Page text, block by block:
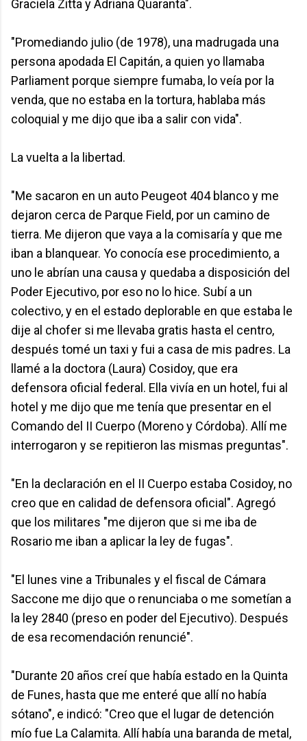
Graciela Zitta y Adriana Quaranta".
"Promediando julio (de 1978), una madrugada una
persona apodada El Capitán, a quien yo llamaba
Parliament porque siempre fumaba, lo veía por la
venda, que no estaba en la tortura, hablaba más
coloquial y me dijo que iba a salir con vida".
La vuelta a la libertad.
"Me sacaron en un auto Peugeot 404 blanco y me
dejaron cerca de Parque Field, por un camino de
tierra. Me dijeron que vaya a la comisaría y que me
iban a blanquear. Yo conocía ese procedimiento, a
uno le abrían una causa y quedaba a disposición del
Poder Ejecutivo, por eso no lo hice. Subí a un
colectivo, y en el estado deplorable en que estaba le
dije al chofer si me llevaba gratis hasta el centro,
después tomé un taxi y fui a casa de mis padres. La
llamé a la doctora (Laura) Cosidoy, que era
defensora oficial federal. Ella vivía en un hotel, fui al
hotel y me dijo que me tenía que presentar en el
Comando del II Cuerpo (Moreno y Córdoba). Allí me
interrogaron y se repitieron las mismas preguntas".
"En la declaración en el II Cuerpo estaba Cosidoy, no
creo que en calidad de defensora oficial". Agregó
que los militares "me dijeron que si me iba de
Rosario me iban a aplicar la ley de fugas".
"El lunes vine a Tribunales y el fiscal de Cámara
Saccone me dijo que o renunciaba o me sometían a
la ley 2840 (preso en poder del Ejecutivo). Después
de esa recomendación renuncié".
"Durante 20 años creí que había estado en la Quinta
de Funes, hasta que me enteré que allí no había
sótano", e indicó: "Creo que el lugar de detención
mío fue La Calamita. Allí había una baranda de metal,